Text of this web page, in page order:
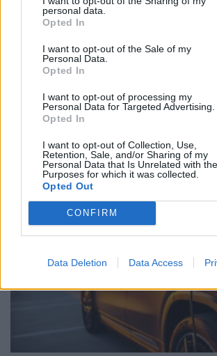
personal data.
Opted In
I want to opt-out of the Sale of my
Personal Data.
Opted In
I want to opt-out of processing my
Personal Data for Targeted Advertising.
Opted In
I want to opt-out of Collection, Use,
Retention, Sale, and/or Sharing of my
Personal Data that Is Unrelated with the
Purposes for which it was collected.
Opted Out
CONFIRM
Data Deletion Data Access
Bugatti Destrier: «Γλυπτό» 1.600
MOTOR GREEN
MOTOR GREEN